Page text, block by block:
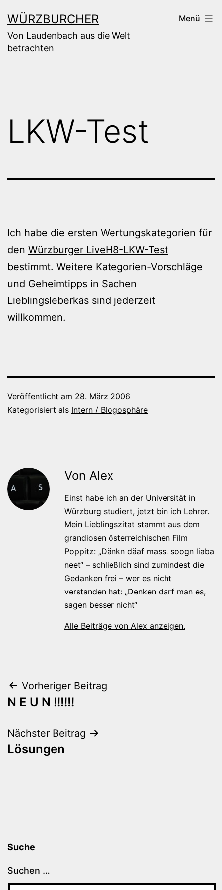
Inhalt
springen
WÜRZBURCHER
Von Laudenbach aus die Welt
betrachten
Menü
LKW-Test
Ich habe die ersten Wertungskategorien für
den Würzburger LiveH8-LKW-Test
bestimmt. Weitere Kategorien-Vorschläge
und Geheimtipps in Sachen
Lieblingsleberkäs sind jederzeit
willkommen.
Veröffentlicht am 28. März 2006
Kategorisiert als Intern / Blogosphäre
Von Alex
Einst habe ich an der Universität in
Würzburg studiert, jetzt bin ich Lehrer.
Mein Lieblingszitat stammt aus dem
grandiosen österreichischen Film
Poppitz: „Dänkn däaf mass, soogn liaba
neet“ – schließlich sind zumindest die
Gedanken frei – wer es nicht
verstanden hat: „Denken darf man es,
sagen besser nicht“
Alle Beiträge von Alex anzeigen.
Beitragsnavigation
Vorheriger Beitrag
N E U N !!!!!!
Nächster Beitrag
Lösungen
Suche
Suchen …